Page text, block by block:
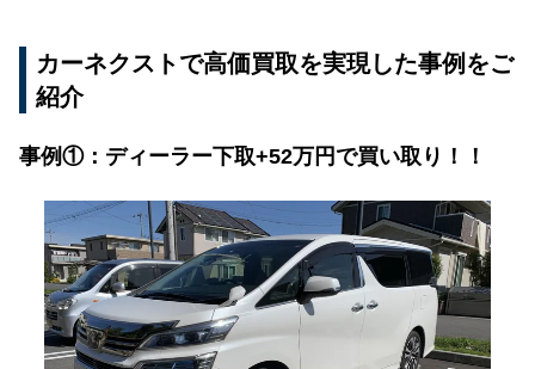
カーネクストで高価買取を実現した事例をご
紹介
事例①：ディーラー下取+52万円で買い取り！！